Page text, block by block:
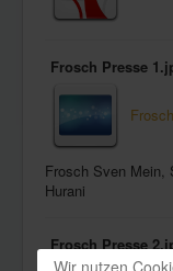
Frosch Presse
Frosch Sven Mein,
Hurani
Frosch Presse
Wir nutzen